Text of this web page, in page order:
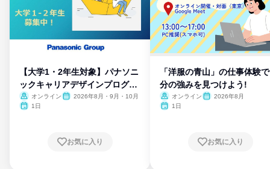
【大学1・2年生対象】パナソニ
ックキャリアデザインプログラ
ム
オンライン
2026年8月・9月・10月
1日
お気に入り
「洋服の青山」の仕事体験
分の強みを見つけよう!
オンライン
2026年8月
1日
お気に入り